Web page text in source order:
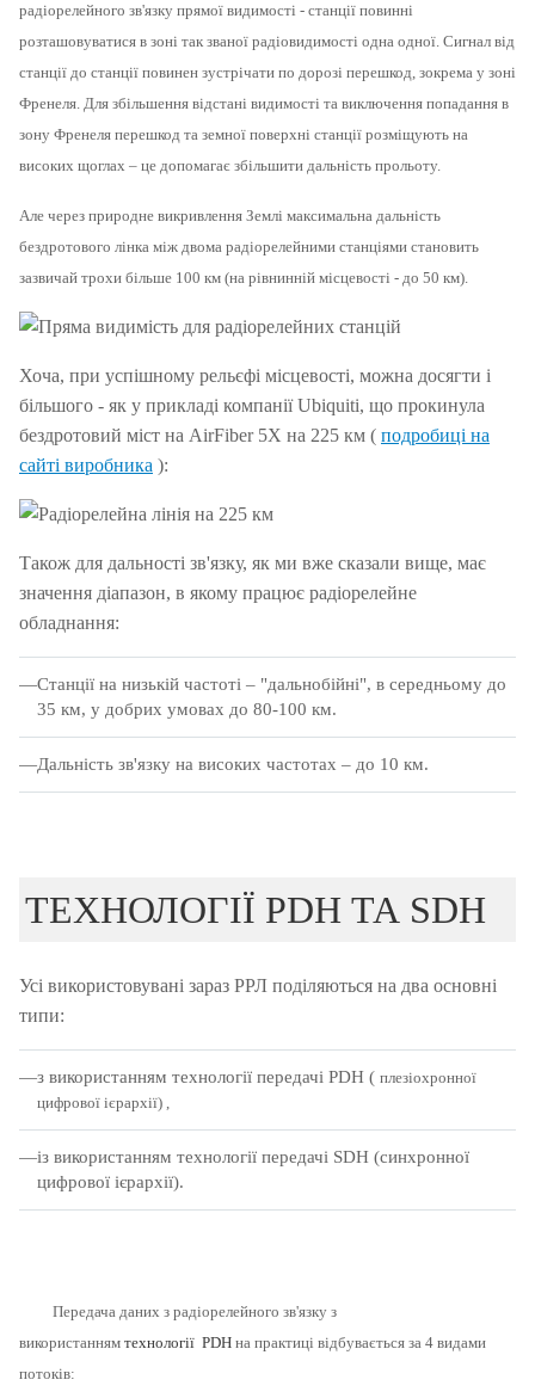
радіорелейного зв'язку прямої видимості - станції повинні
розташовуватися в зоні так званої радіовидимості одна одної. Сигнал від
станції до станції повинен зустрічати по дорозі перешкод, зокрема у зоні
Френеля. Для збільшення відстані видимості та виключення попадання в
зону Френеля перешкод та земної поверхні станції розміщують на
високих щоглах – це допомагає збільшити дальність прольоту.
Але через природне викривлення Землі максимальна дальність
бездротового лінка між двома радіорелейними станціями становить
зазвичай трохи більше 100 км (на рівнинній місцевості - до 50 км).
Хоча, при успішному рельєфі місцевості, можна досягти і
більшого - як у прикладі компанії Ubiquiti, що прокинула
бездротовий міст на AirFiber 5X на 225 км ( подробиці на
сайті виробника ):
Також для дальності зв'язку, як ми вже сказали вище, має
значення діапазон, в якому працює радіорелейне
обладнання:
Станції на низькій частоті – "дальнобійні", в середньому до
35 км, у добрих умовах до 80-100 км.
Дальність зв'язку на високих частотах – до 10 км.
ТЕХНОЛОГІЇ PDH ТА SDH
Усі використовувані зараз РРЛ поділяються на два основні
типи:
з використанням технології передачі PDH ( плезіохронної
цифрової ієрархії) ,
із використанням технології передачі SDH (синхронної
цифрової ієрархії).
Передача даних з радіорелейного зв'язку з
використанням технології PDH на практиці відбувається за 4 видами
потоків: